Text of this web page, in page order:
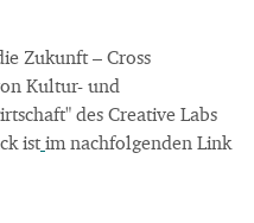
Zukunft – Cross
Kultur- und
des Creative Labs
ist im nachfolgenden Link